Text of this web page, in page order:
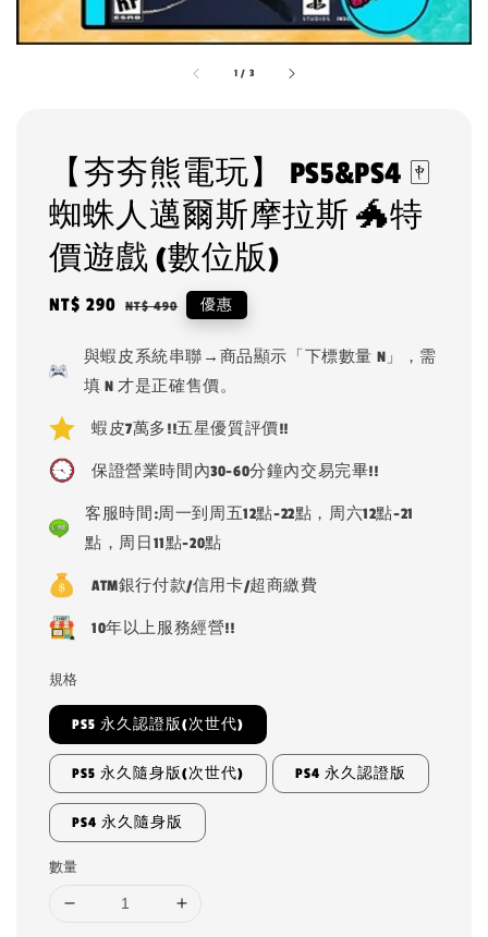
1 / 3
【夯夯熊電玩】 PS5&PS4 🀄
蜘蛛人邁爾斯摩拉斯 🐲特
價遊戲 (數位版)
Sale
NT$ 290 Regular
NT$ 490 優惠
與蝦皮系統串聯→商品顯示「下標數量 N」，需
填 N 才是正確售價。
蝦皮7萬多!!五星優質評價!!
保證營業時間內30-60分鐘內交易完畢!!
客服時間:周一到周五12點-22點，周六12點-21
點，周日11點-20點
ATM銀行付款/信用卡/超商繳費
10年以上服務經營!!
規格
PS5 永久認證版(次世代)
PS5 永久隨身版(次世代) PS4 永久認證版
PS4 永久隨身版
數量